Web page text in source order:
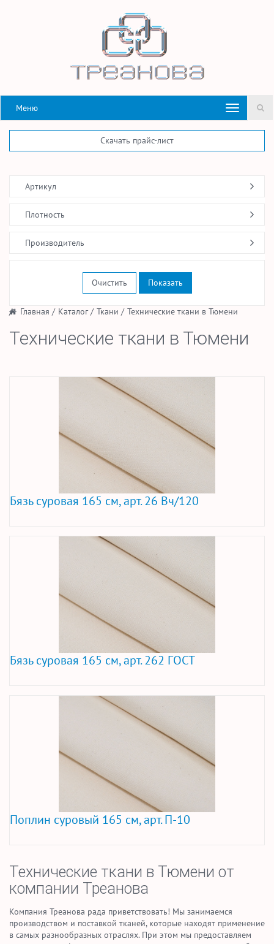
Меню
Скачать прайс-лист
/ Главная / Каталог/ Ткани / Технические ткани в Тюмени
Технические ткани в Тюмени
Бязь суровая 165 см, арт. 26 Вч/120
Бязь суровая 165 см, арт. 262 ГОСТ
Поплин суровый 165 см, арт. П-10
Технические ткани в Тюмени от
компании Треанова
Компания Треанова рада приветствовать! Мы занимаемся
производством и поставкой тканей, которые находят применение
в самых разнообразных отраслях. При этом мы предоставляем
Артикул
Плотность
Производитель
Очистить